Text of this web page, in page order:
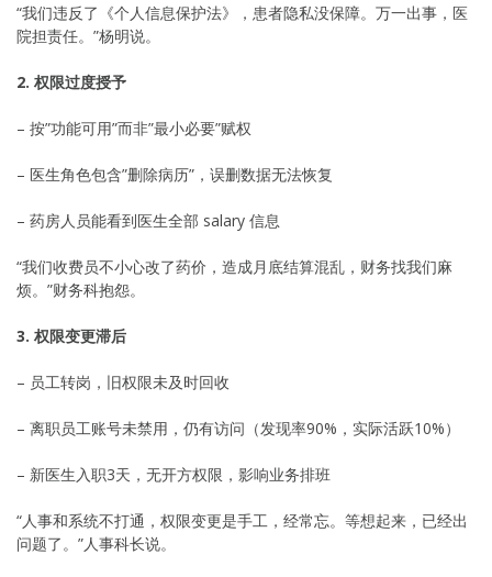
“我们违反了《个人信息保护法》，患者隐私没保障。万一出事，医
院担责任。”杨明说。
2. 权限过度授予
– 按”功能可用”而非”最小必要”赋权
– 医生角色包含”删除病历”，误删数据无法恢复
– 药房人员能看到医生全部 salary 信息
“我们收费员不小心改了药价，造成月底结算混乱，财务找我们麻
烦。”财务科抱怨。
3. 权限变更滞后
– 员工转岗，旧权限未及时回收
– 离职员工账号未禁用，仍有访问（发现率90%，实际活跃10%）
– 新医生入职3天，无开方权限，影响业务排班
“人事和系统不打通，权限变更是手工，经常忘。等想起来，已经出
问题了。”人事科长说。